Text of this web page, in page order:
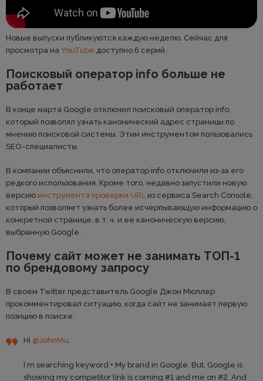
Новые выпуски публикуются каждую неделю. Сейчас для
просмотра на YouTube доступно 6 серий.
Поисковый оператор info больше не
работает
В конце марта Google отключил поисковый оператор info,
который позволял узнать канонический адрес страницы по
мнению поисковой системы. Этим инструментом пользовались
SEO-специалисты.
В компании объяснили, что оператор info отключили из-за его
редкого использования. Кроме того, недавно запустили новую
версию инструмента проверки URL из сервиса Search Console,
который позволяет узнать более исчерпывающую информацию о
конкретной странице, в т. ч. и ее каноническую версию,
выбранную Google.
Почему сайт может не занимать ТОП-1
по брендовому запросу
В своем Twitter представитель Google Джон Мюллер
прокомментировал ситуацию, когда сайт не занимает первую
позицию в поиске.
Hi @JohnMu,
I m searching keyword + My brand in Google. But, Google is
showing my competitor link is coming #1 and me on #2. And